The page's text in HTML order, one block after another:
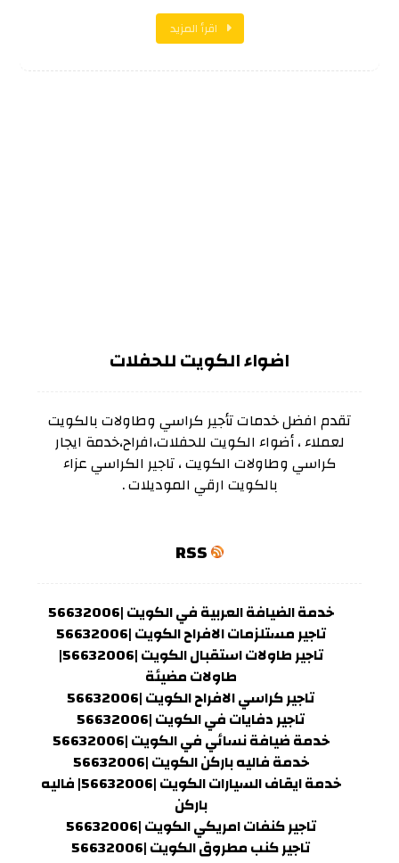
اقرأ المزيد
اضواء الكويت للحفلات
تقدم افضل خدمات تأجير كراسي وطاولات بالكويت
لعملاء ، أضواء الكويت للحفلات،افراح،خدمة ايجار
كراسي وطاولات الكويت ، تاجير الكراسي عزاء
بالكويت ارقي الموديلات .
RSS
خدمة الضيافة العربية في الكويت |56632006
تاجير مستلزمات الافراح الكويت |56632006
تاجير طاولات استقبال الكويت |56632006|
طاولات مضيئة
تاجير كراسي الافراح الكويت |56632006
تاجير دفايات في الكويت |56632006
خدمة ضيافة نسائي في الكويت |56632006
خدمة فاليه باركن الكويت |56632006
خدمة ايقاف السيارات الكويت |56632006| فاليه
باركن
تاجير كنفات امريكي الكويت |56632006
تاجير كنب مطروق الكويت |56632006